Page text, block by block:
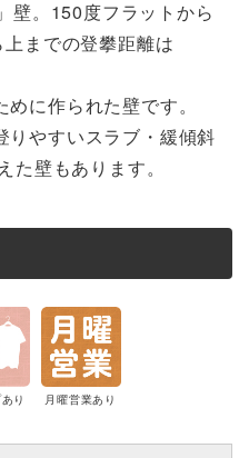
壁。150度フラットから
までの登攀距離は
に作られた壁です。
りやすいスラブ・緩傾斜
た壁もあります。
り 月曜営業あり